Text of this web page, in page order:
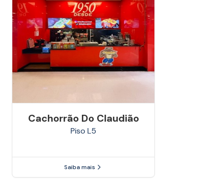
Cachorrão Do Claudião
Piso L5
Saiba mais